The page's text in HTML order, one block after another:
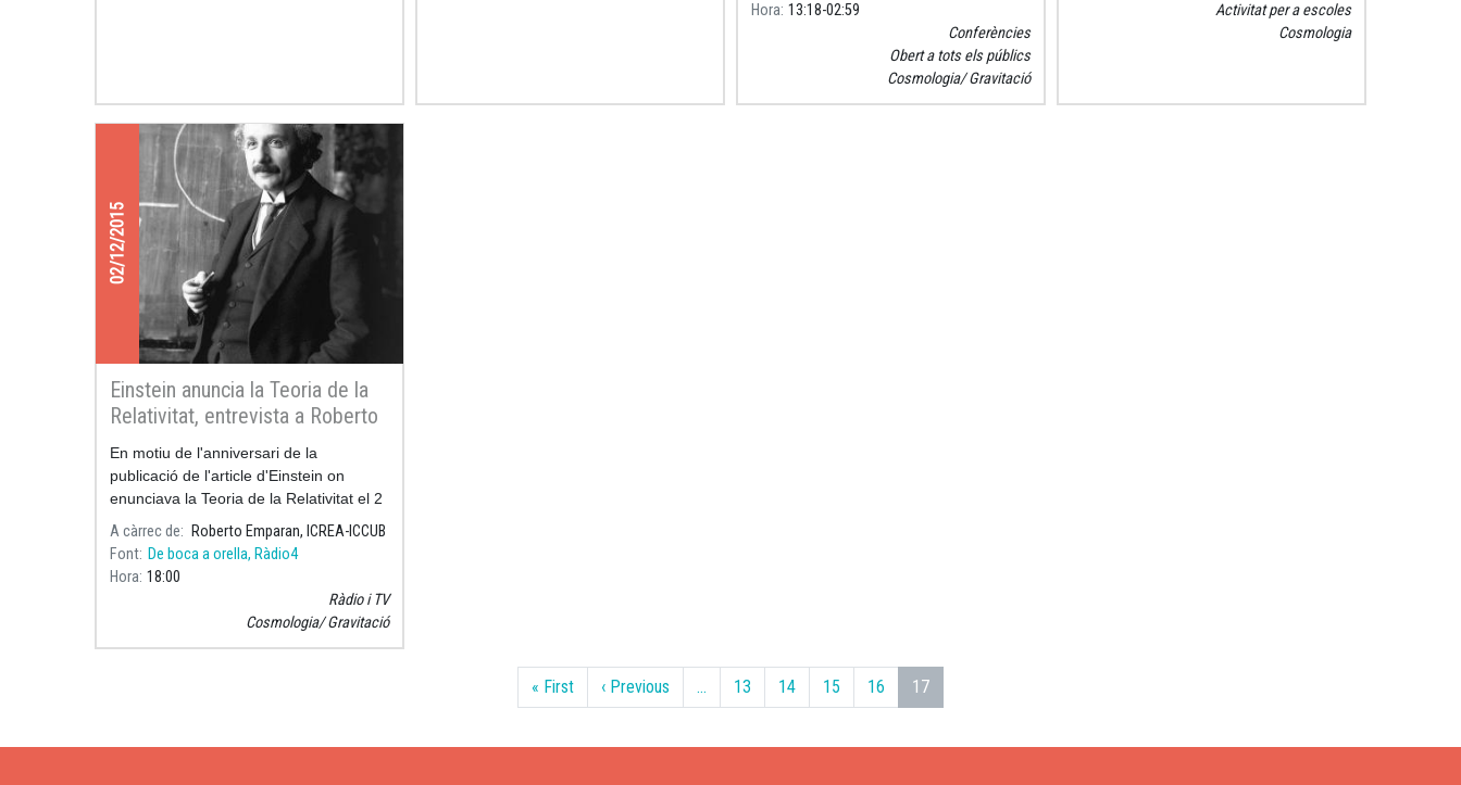
Hora 13:18 02:59
Conferències
Obert a tots els públics
Cosmologia Gravitació
Activitat per a escoles
Cosmologia
02/12/2015
Einstein anuncia la Teoria de la
Relativitat, entrevista a Roberto
Emparan
En motiu de l'anniversari de la
publicació de l'article d'Einstein on
enunciava la Teoria de la Relativitat el 2
de desembre de 2015.
3a hora del programa, minut 3
A càrrec de
Roberto Emparan, ICREA-ICCUB
Font De boca a orella, Ràdio4
Hora 18:00
Ràdio i TV
Cosmologia Gravitació
« FirstPrimera pàgina
‹ Previous Pàgina anterior
… 13 14 15 16 17